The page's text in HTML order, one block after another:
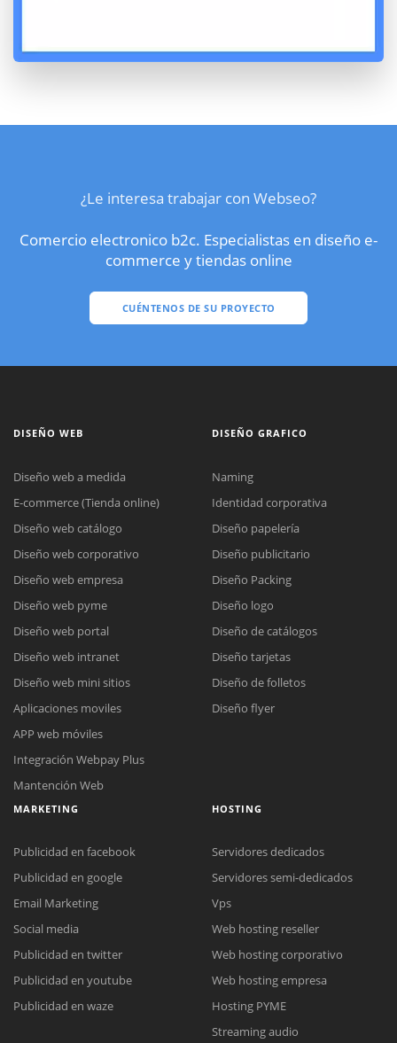
¿Le interesa trabajar con Webseo?
Comercio electronico b2c. Especialistas en diseño e-
commerce y tiendas online
CUÉNTENOS DE SU PROYECTO
Reunión online
Meet para la reunión online.
Cotización
Chat Online
Todos nuestros ejecutivos están fuera de línea. Complete el formulario
DISEÑO WEB
Diseño web a medida
E-commerce (Tienda online)
Diseño web catálogo
Diseño web corporativo
Diseño web empresa
Diseño web pyme
Diseño web portal
Diseño web intranet
Diseño web mini sitios
Aplicaciones moviles
APP web móviles
Integración Webpay Plus
Mantención Web
DISEÑO GRAFICO
Naming
Identidad corporativa
Diseño papelería
Diseño publicitario
Diseño Packing
Diseño logo
Diseño de catálogos
Diseño tarjetas
Diseño de folletos
Diseño flyer
MARKETING
Publicidad en facebook
Publicidad en google
Email Marketing
Social media
Publicidad en twitter
Publicidad en youtube
Publicidad en waze
HOSTING
Servidores dedicados
Servidores semi-dedicados
Vps
Web hosting reseller
Web hosting corporativo
Web hosting empresa
Hosting PYME
Streaming audio